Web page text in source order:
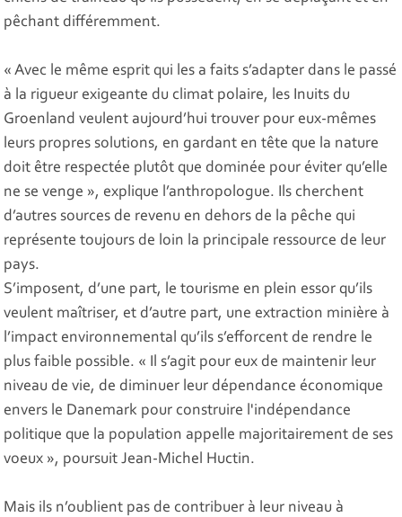
pêchant différemment.
« Avec le même esprit qui les a faits s’adapter dans le passé
à la rigueur exigeante du climat polaire, les Inuits du
Groenland veulent aujourd’hui trouver pour eux-mêmes
leurs propres solutions, en gardant en tête que la nature
doit être respectée plutôt que dominée pour éviter qu’elle
ne se venge », explique l’anthropologue. Ils cherchent
d’autres sources de revenu en dehors de la pêche qui
représente toujours de loin la principale ressource de leur
pays.
S’imposent, d’une part, le tourisme en plein essor qu’ils
veulent maîtriser, et d’autre part, une extraction minière à
l’impact environnemental qu’ils s’efforcent de rendre le
plus faible possible. « Il s’agit pour eux de maintenir leur
niveau de vie, de diminuer leur dépendance économique
envers le Danemark pour construire l'indépendance
politique que la population appelle majoritairement de ses
voeux », poursuit Jean-Michel Huctin.
Mais ils n’oublient pas de contribuer à leur niveau à